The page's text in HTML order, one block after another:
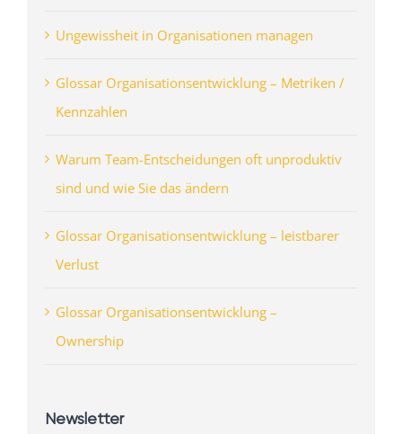
Ungewissheit in Organisationen managen
Glossar Organisationsentwicklung – Metriken /
Kennzahlen
Warum Team-Entscheidungen oft unproduktiv
sind und wie Sie das ändern
Glossar Organisationsentwicklung – leistbarer
Verlust
Glossar Organisationsentwicklung –
Ownership
Newsletter